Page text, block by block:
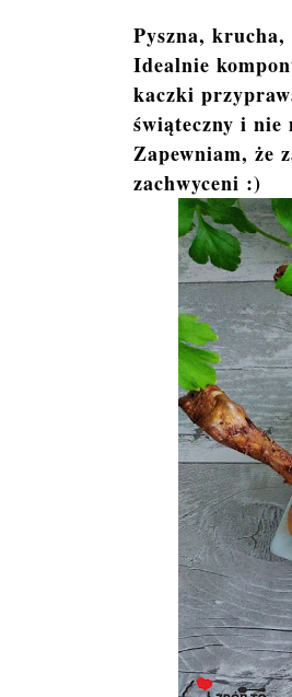
Pyszna,
Idealnie
kaczki
świąteczny i nie
Zapewniam, że
zachwyceni :)